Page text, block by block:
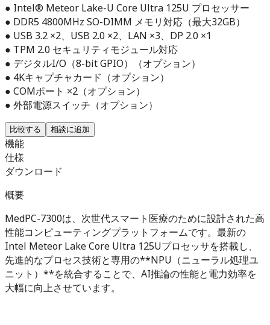
● Intel® Meteor Lake-U Core Ultra 125U プロセッサー
● DDR5 4800MHz SO-DIMM メモリ対応（最大32GB）
● USB 3.2 ×2、USB 2.0 ×2、LAN ×3、DP 2.0 ×1
● TPM 2.0 セキュリティモジュール対応
● デジタルI/O（8-bit GPIO）（オプション）
● 4Kキャプチャカード（オプション）
● COMポート ×2（オプション）
● 外部電源スイッチ（オプション）
比較する 相談に追加
機能
仕様
ダウンロード
概要
MedPC-7300は、次世代スマート医療のために設計された高
性能コンピューティングプラットフォームです。最新の
Intel Meteor Lake Core Ultra 125Uプロセッサを搭載し、
先進的なプロセス技術と専用の**NPU（ニューラル処理ユ
ニット）**を統合することで、AI推論の性能と電力効率を
大幅に向上させています。